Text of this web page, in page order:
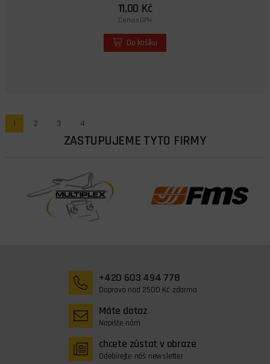
11,00 Kč
Cena s DPH
Do košíku
1 2 3 4
ZASTUPUJEME TYTO FIRMY
+420 603 494 778
Doprava nad 2500 Kč zdarma
Máte dotaz
Napište nám
chcete zůstat v obraze
Odebírejte náš newsletter